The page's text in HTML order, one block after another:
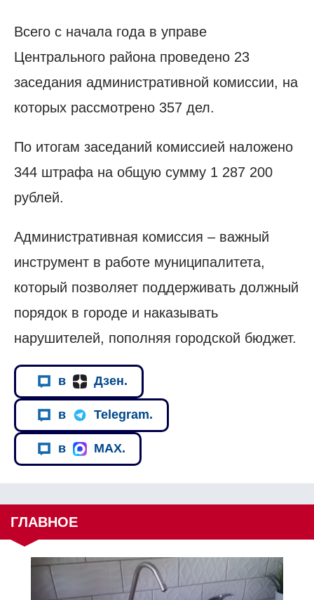
Всего с начала года в управе
Центрального района проведено 23
заседания административной комиссии, на
которых рассмотрено 357 дел.
По итогам заседаний комиссией наложено
344 штрафа на общую сумму 1 287 200
рублей.
Административная комиссия – важный
инструмент в работе муниципалитета,
который позволяет поддерживать должный
порядок в городе и наказывать
нарушителей, пополняя городской бюджет.
в Дзен.
в Telegram.
в MAX.
ГЛАВНОЕ